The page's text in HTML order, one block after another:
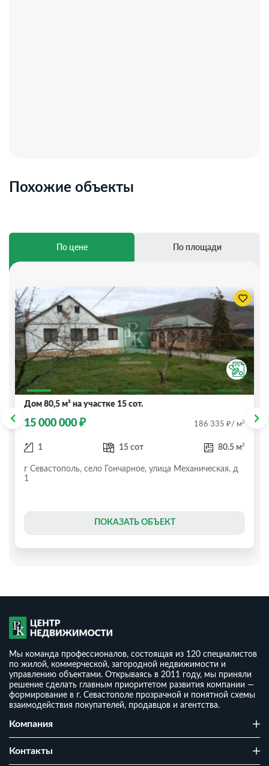
Похожие объекты
По цене По площади
Дом 80,5 м² на участке 15 сот.
15 000 000 ₽ 186 335 ₽/ м2
1 15 сот 80.5 м2
г Севастополь, село Гончарное, улица Механическая, д
1
ПОКАЗАТЬ ОБЪЕКТ
Дом 90 м² на участке 4 сотки
7 400 000
1
Мы команда профессионалов, состоящая из 120 специалистов
по жилой, коммерческой, загородной недвижимости и
управлению объектами. Открываясь в 2011 году, мы приняли
решение сделать главным приоритетом развития компании —
формирование в г. Севастополе прозрачной и понятной схемы
взаимодействия покупателей, продавцов и агентства.
Компания
Контакты